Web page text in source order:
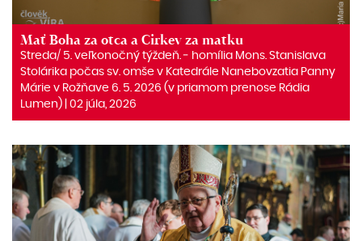
Mať Boha za otca a Cirkev za matku
Streda/ 5. veľkonočný týždeň. ‒ homília Mons. Stanislava
Stolárika počas sv. omše v Katedrále Nanebovzatia Panny
Márie v Rožňave 6. 5. 2026 (v priamom prenose Rádia
Lumen) | 02 júla, 2026